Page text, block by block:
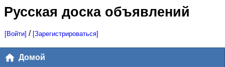
Русская доска объявлений
[Войти] / [Зарегистрироваться]
Домой